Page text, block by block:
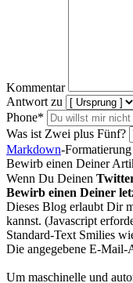
Kommentar
Antwort zu
Phone*
Was ist Zwei plus Fünf?
Markdown-
Bewirb einen Deiner
Wenn Du Deinen
Bewirb einen Deiner
Dieses Blog erlaubt Dir
kannst. (Javascript
Standard-Text Smilies
Die angegebene E-Mail-
Um maschinelle und